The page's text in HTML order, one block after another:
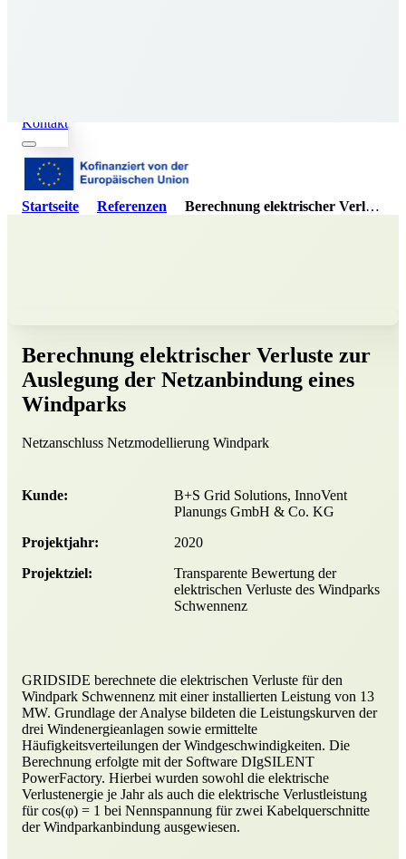
Kontakt
Startseite Referenzen Berechnung elektrischer Verluste zur Auslegung der Netzanbindung eines Windparks
Berechnung elektrischer Verluste zur
Auslegung der Netzanbindung eines
Windparks
Netzanschluss Netzmodellierung Windpark
Kunde:
B+S Grid Solutions, InnoVent
Planungs GmbH & Co. KG
Projektjahr:
2020
Projektziel:
Transparente Bewertung der
elektrischen Verluste des Windparks
Schwennenz
GRIDSIDE berechnete die elektrischen Verluste für den
Windpark Schwennenz mit einer installierten Leistung von 13
MW. Grundlage der Analyse bildeten die Leistungskurven der
drei Windenergieanlagen sowie ermittelte
Häufigkeitsverteilungen der Windgeschwindigkeiten. Die
Berechnung erfolgte mit der Software DIgSILENT
PowerFactory. Hierbei wurden sowohl die elektrische
Verlustenergie je Jahr als auch die elektrische Verlustleistung
für cos(φ) = 1 bei Nennspannung für zwei Kabelquerschnitte
der Windparkanbindung ausgewiesen.